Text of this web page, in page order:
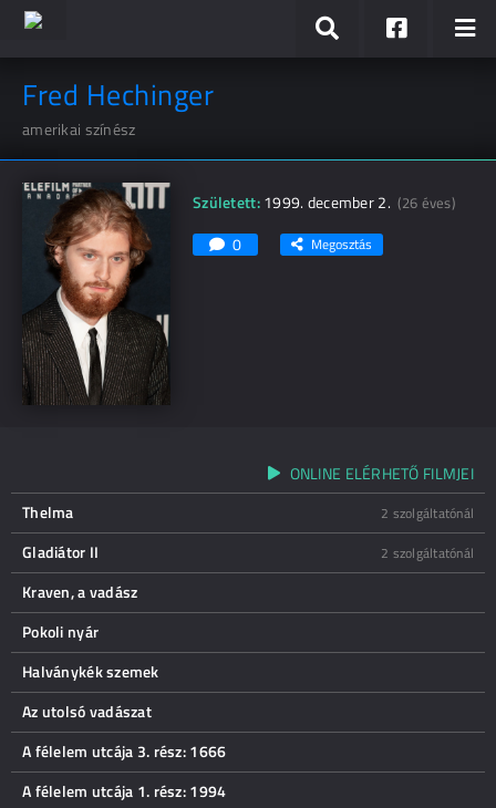
Fred Hechinger
amerikai színész
Született:1999. december 2.(26 éves)
0 Megosztás
ONLINE ELÉRHETŐ FILMJEI
Thelma
2 szolgáltatónál
Gladiátor II 2 szolgáltatónál
Kraven, a vadász
Pokoli nyár
Halványkék szemek
Az utolsó vadászat
A félelem utcája 3. rész: 1666
A félelem utcája 1. rész: 1994